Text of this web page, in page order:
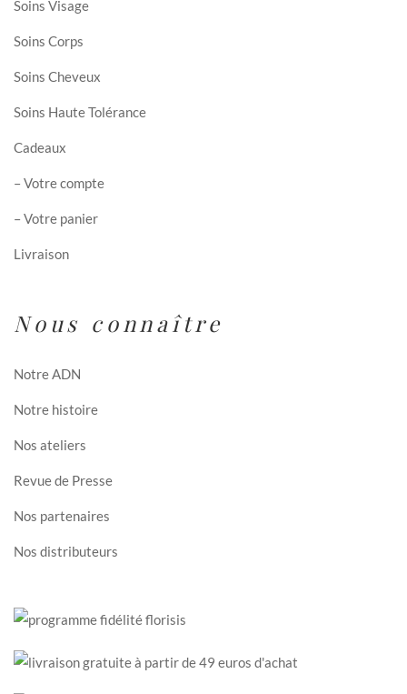
Soins Visage
Soins Corps
Soins Cheveux
Soins Haute Tolérance
Cadeaux
– Votre compte
– Votre panier
Livraison
Nous connaître
Notre ADN
Notre histoire
Nos ateliers
Revue de Presse
Nos partenaires
Nos distributeurs